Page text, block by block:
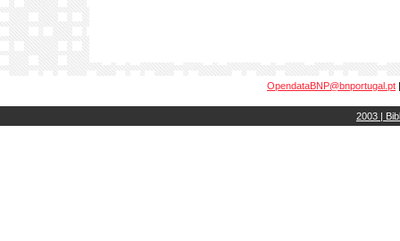
OpendataBNP@bnportugal.pt
2003 |